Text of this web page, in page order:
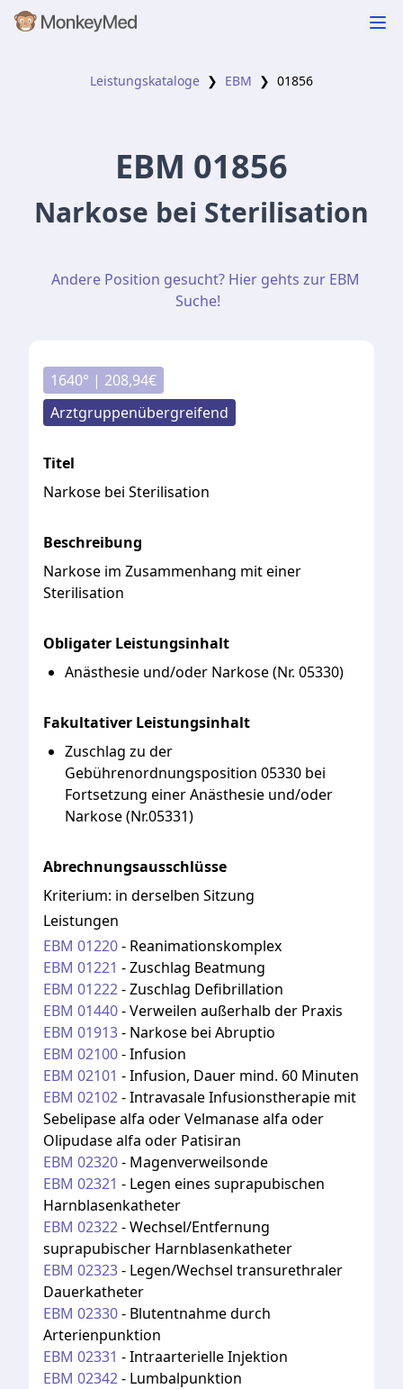
Leistungskataloge ❯ EBM ❯ 01856
EBM 01856
Narkose bei Sterilisation
Andere Position gesucht? Hier gehts zur EBM
Suche!
1640° | 208,94€
Arztgruppenübergreifend
Titel
Narkose bei Sterilisation
Beschreibung
Narkose im Zusammenhang miteiner
Sterilisation
Obligater Leistungsinhalt
Anästhesie und/oder Narkose (Nr. 05330)
Fakultativer Leistungsinhalt
Zuschlag zu der
Gebührenordnungsposition 05330 bei
Fortsetzung einer Anästhesie und/oder
Narkose (Nr.05331)
Abrechnungsausschlüsse
Kriterium: in derselben Sitzung
Leistungen
EBM 01220- Reanimationskomplex
EBM 01221 -Zuschlag Beatmung
EBM 01222-Zuschlag Defibrillation
EBM 01440-Verweilen außerhalb der Praxis
EBM 01913- Narkose bei Abruptio
EBM 02100-Infusion
EBM 02101 -Infusion, Dauer mind. 60 Minuten
EBM 02102-Intravasale Infusionstherapie mit
Sebelipase alfa oder Velmanase alfa oder
Olipudase alfa oder Patisiran
EBM 02320- Magenverweilsonde
EBM 02321 - Legen eines suprapubischen
Harnblasenkatheter
EBM 02322-Wechsel/Entfernung
suprapubischer Harnblasenkatheter
EBM 02323- Legen/Wechsel transurethraler
Dauerkatheter
EBM 02330- Blutentnahme durch
Arterienpunktion
EBM 02331 -Intraarterielle Injektion
EBM 02342- Lumbalpunktion